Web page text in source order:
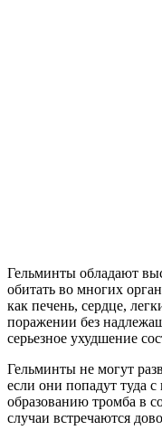
Гельминты обладают
обитать во многих
как печень, сердце,
поражении без
серьезное ухудшение
Гельминты не могут
если они попадут туда
образованию тромба в
случаи встречаются